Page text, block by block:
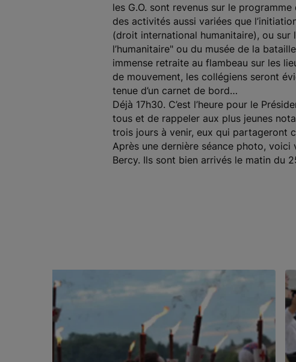
les G.O. sont revenus sur le
des activités aussi variées que
(droit international humanitaire), ou
l’humanitaire" ou du musée de la
immense retraite au flambeau sur les
de mouvement, les collégiens seront
tenue d’un carnet de bord…
Déjà 17h30. C’est l’heure pour le
tous et de rappeler aux plus jeunes
trois jours à venir, eux qui partageront
Après une dernière séance photo,
Bercy. Ils sont bien arrivés le matin du